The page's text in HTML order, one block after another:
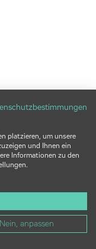
platzieren, um unsere
und Ihnen ein
Informationen zu den
Nein, anpassen